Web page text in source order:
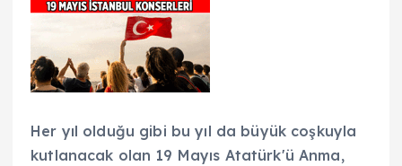
Her yıl olduğu gibi bu yıl da büyük coşkuyla
kutlanacak olan 19 Mayıs Atatürk'ü Anma,